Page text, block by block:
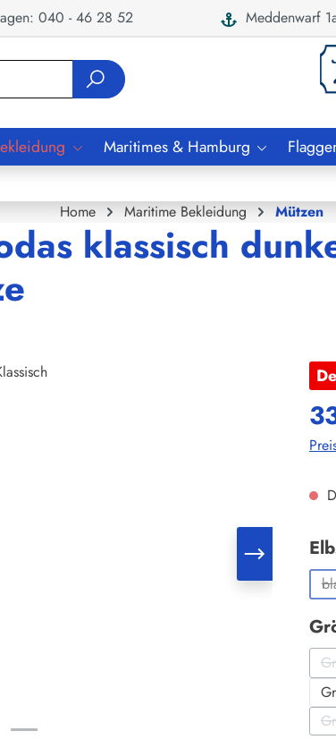
040 - 46 28 52 Meddenwarf
Maritimes & Hamburg
Home Maritime Bekleidung Mützen
klassisch